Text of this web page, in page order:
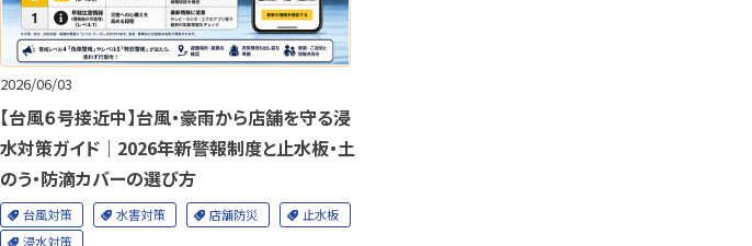
2026/06/03
【台風６号接近中】台風・豪雨から店舗を守る浸
水対策ガイド｜2026年新警報制度と止水板・土
のう・防滴カバーの選び方
台風対策 水害対策 店舗防災
止水板
浸水対策